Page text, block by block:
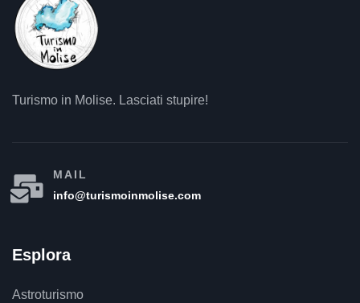
Turismo in Molise. Lasciati stupire!
MAIL
info@turismoinmolise.com
Esplora
Astroturismo